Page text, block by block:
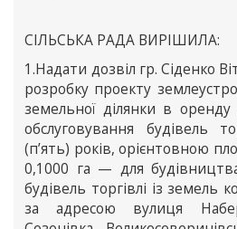
СІЛЬСЬКА РАДА ВИРІШИЛА:
1.Надати дозвіл гр. Сіденко
розробку проекту
земельної ділянки в
обслуговування будівель
(п’ять) років, орієнтовною
0,1000 га — для
будівель торгівлі із земель
за адресою вулиця